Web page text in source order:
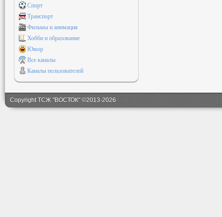
Спорт
Транспорт
Фильмы и анимация
Хобби и образование
Юмор
Все каналы
Каналы пользователей
Copyright ТСЖ "ВОСТОК" ©2013-2026